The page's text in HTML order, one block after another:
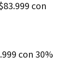
con
con 30%